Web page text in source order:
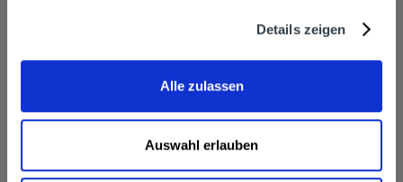
Details zeigen
Alle zulassen
Auswahl erlauben
Schlör Bodensee-Fruchtsaft GmbH & Co.KG,
Brennwert 49 kcal / 208 kJ Fett 0 g davon gesättigte Fettsäuren
0 g Kohlenhydrate...mehr
49 kcal / 208 kJ
Fett
0 g